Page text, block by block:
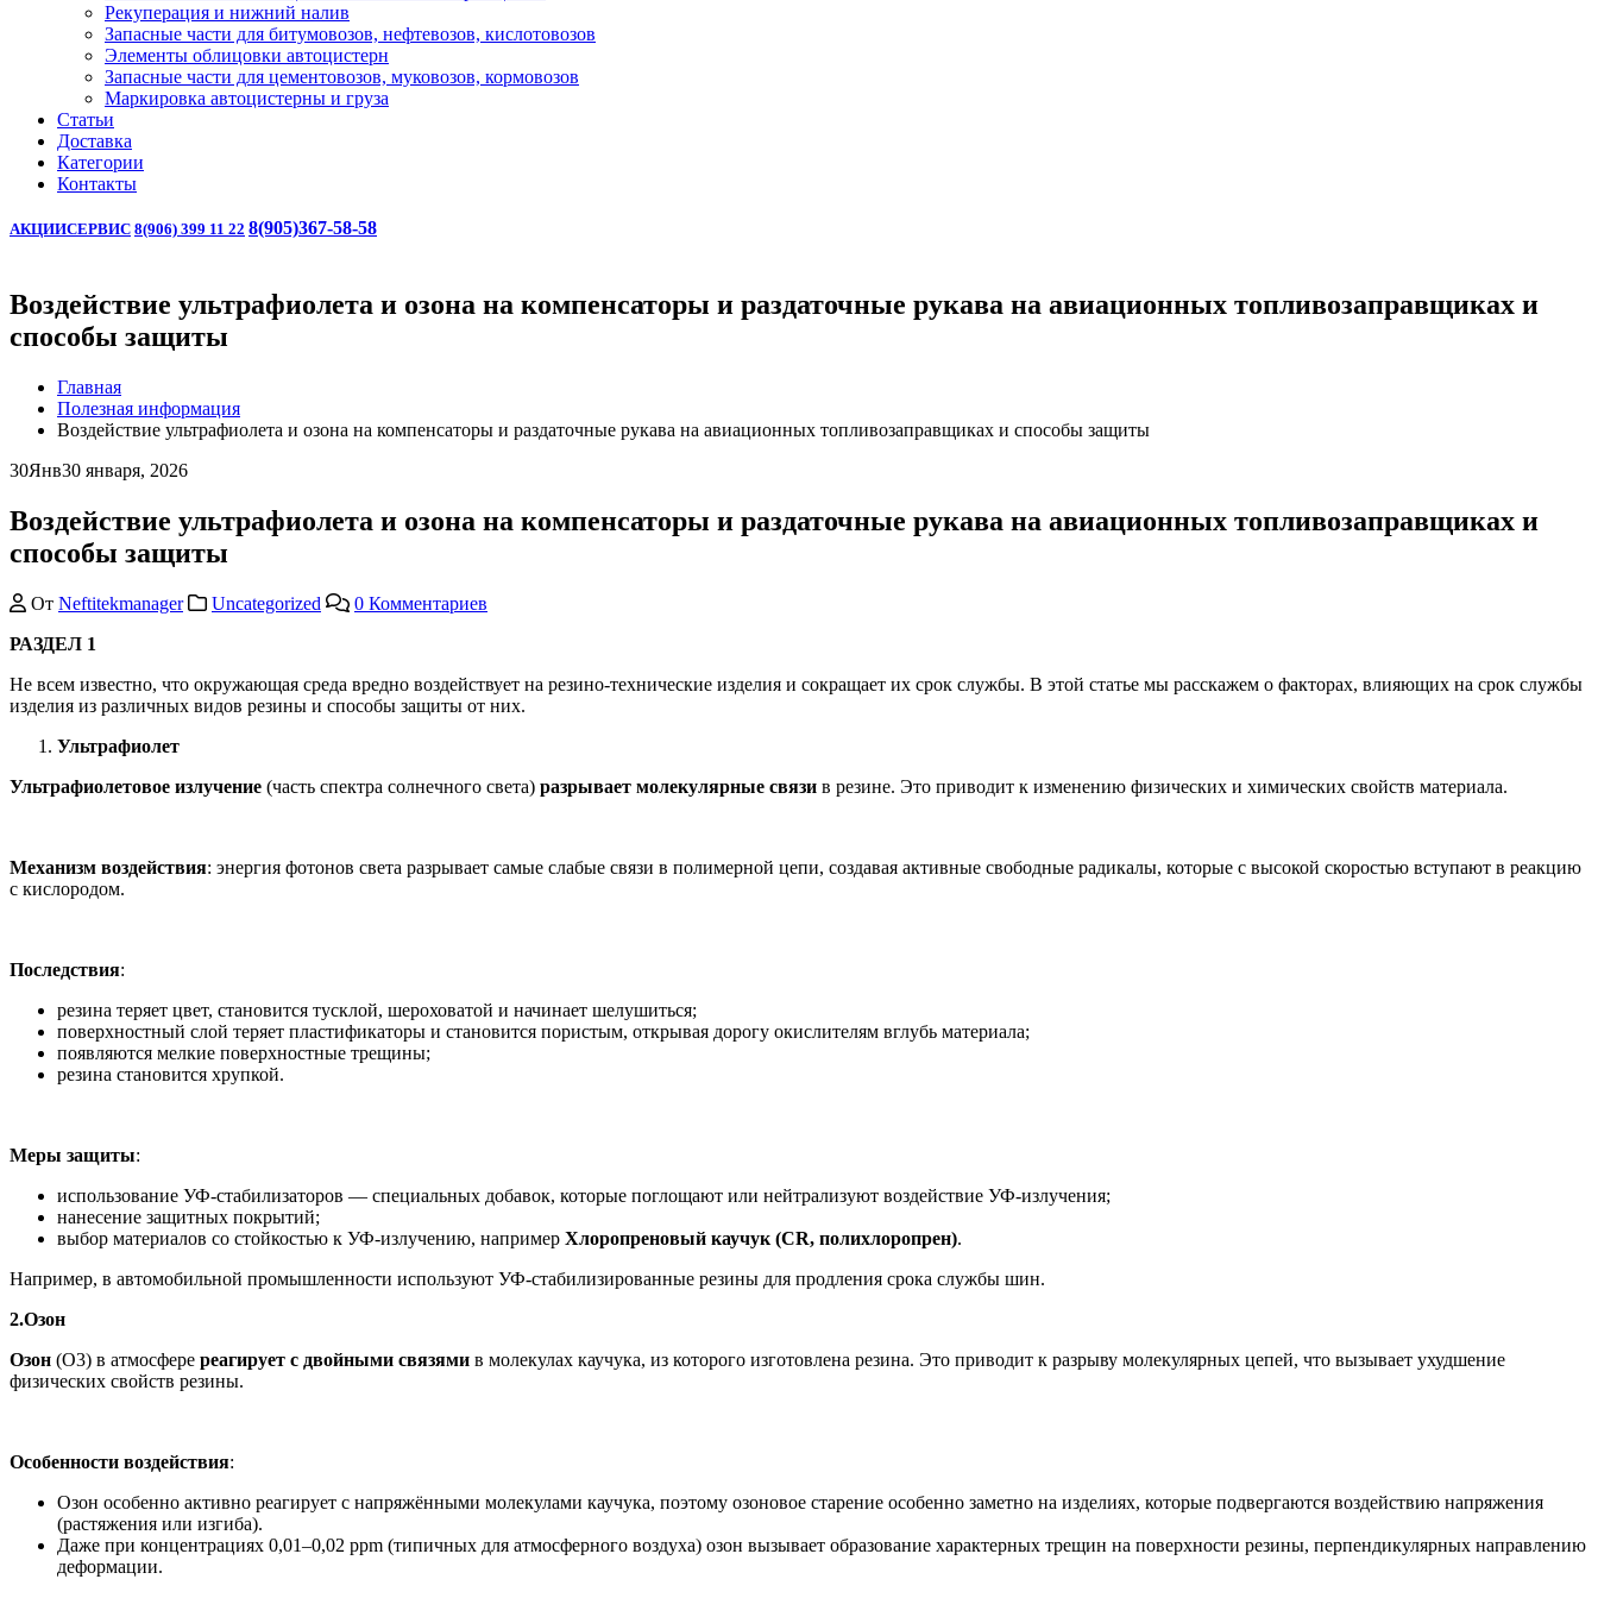
Рекуперация и нижний налив
Запасные части для битумовозов, нефтевозов, кислотовозов
Элементы облицовки автоцистерн
Запасные части для цементовозов, муковозов, кормовозов
Маркировка автоцистерны и груза
Статьи
Доставка
Категории
Контакты
АКЦИИСЕРВИС 8(906) 399 11 22 8(905)367-58-58
Воздействие ультрафиолета и озона на компенсаторы и раздаточные рукава на авиационных топливозаправщиках и
способы защиты
Главная
Полезная информация
Воздействие ультрафиолета и озона на компенсаторы и раздаточные рукава на авиационных топливозаправщиках и способы защиты
30Янв30 января, 2026
Воздействие ультрафиолета и озона на компенсаторы и раздаточные рукава на авиационных топливозаправщиках и
способы защиты
От Neftitekmanager Uncategorized
0 Комментариев
РАЗДЕЛ 1
Не всем известно, что окружающая среда вредно воздействует на резино-технические изделия и сокращает их срок службы. В этой статье мы расскажем о факторах, влияющих на срок службы
изделия из различных видов резины и способы защиты от них.
Ультрафиолет
Ультрафиолетовое излучение (часть спектра солнечного света) разрывает молекулярные связи в резине. Это приводит к изменению физических и химических свойств материала.
Механизм воздействия: энергия фотонов света разрывает самые слабые связи в полимерной цепи, создавая активные свободные радикалы, которые с высокой скоростью вступают в реакцию
с кислородом.
Последствия:
резина теряет цвет, становится тусклой, шероховатой и начинает шелушиться;
поверхностный слой теряет пластификаторы и становится пористым, открывая дорогу окислителям вглубь материала;
появляются мелкие поверхностные трещины;
резина становится хрупкой.
Меры защиты:
использование УФ-стабилизаторов — специальных добавок, которые поглощают или нейтрализуют воздействие УФ-излучения;
нанесение защитных покрытий;
выбор материалов со стойкостью к УФ-излучению, например Хлоропреновый каучук (CR, полихлоропрен).
Например, в автомобильной промышленности используют УФ-стабилизированные резины для продления срока службы шин.
2.Озон
Озон (O3) в атмосфере реагирует с двойными связями в молекулах каучука, из которого изготовлена резина. Это приводит к разрыву молекулярных цепей, что вызывает ухудшение
физических свойств резины.
Особенности воздействия:
Озон особенно активно реагирует с напряжёнными молекулами каучука, поэтому озоновое старение особенно заметно на изделиях, которые подвергаются воздействию напряжения
(растяжения или изгиба).
Даже при концентрациях 0,01–0,02 ppm (типичных для атмосферного воздуха) озон вызывает образование характерных трещин на поверхности резины, перпендикулярных направлению
деформации.